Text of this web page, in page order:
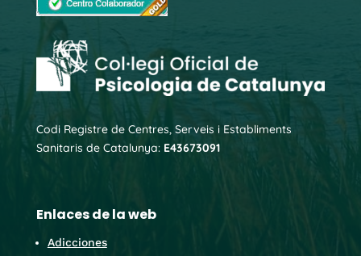
Codi Registre de Centres, Serveis i Establiments
Sanitaris de Catalunya: E43673091
Enlaces de la web
Adicciones